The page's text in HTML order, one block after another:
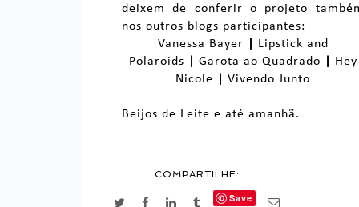
deixem de conferir o projeto
nos outros blogs participantes:
Vanessa Bayer
Lipstick and
Polaroids
Garota ao Quadrado
Hey
Nicole
Vivendo Junto
Beijos de Leite e até amanhã.
COMPARTILHE:
Save